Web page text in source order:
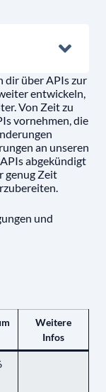
dir über APIs zur
entwickeln,
Von Zeit zu
vornehmen, die
an unseren
abgekündigt
genug Zeit
und
Weitere
Infos